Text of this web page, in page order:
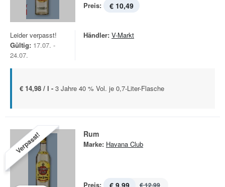
Preis: € 10,49
Leider verpasst!
Gültig: 17.07. -
24.07.
Händler: V-Markt
€ 14,98 / l - 3 Jahre 40 % Vol. je 0,7-Liter-Flasche
Verpasst! Rum
Marke: Havana Club
Preis: € 9,99 € 12,99